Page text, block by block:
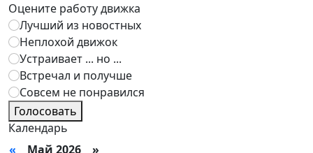
Оцените работу движка
Лучший из новостных
Неплохой движок
Устраивает ... но ...
Встречал и получше
Совсем не понравился
Голосовать
Календарь
« Май 2026 »